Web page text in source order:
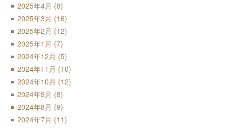
2025年4月 (8)
2025年3月 (16)
2025年2月 (12)
2025年1月 (7)
2024年12月 (5)
2024年11月 (10)
2024年10月 (12)
2024年9月 (8)
2024年8月 (9)
2024年7月 (11)